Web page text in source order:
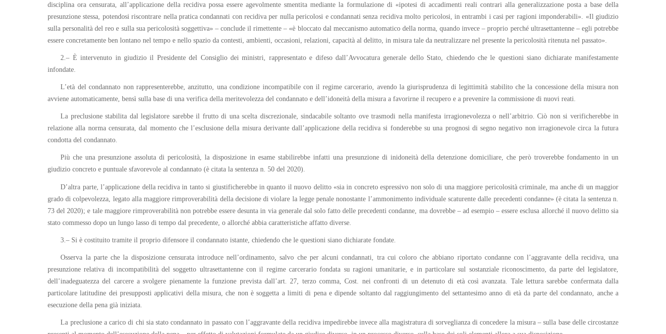
disciplina ora censurata, all’applicazione della recidiva possa essere agevolmente smentita mediante la formulazione di «ipotesi di accadimenti reali contrari alla generalizzazione posta a base della
presunzione stessa, potendosi riscontrare nella pratica condannati con recidiva per nulla pericolosi e condannati senza recidiva molto pericolosi, in entrambi i casi per ragioni imponderabili». «Il giudizio
sulla personalità del reo e sulla sua pericolosità soggettiva» – conclude il rimettente – «è bloccato dal meccanismo automatico della norma, quando invece – proprio perché ultrasettantenne – egli potrebbe
essere concretamente ben lontano nel tempo e nello spazio da contesti, ambienti, occasioni, relazioni, capacità al delitto, in misura tale da neutralizzare nel presente la pericolosità ritenuta nel passato».
2.– È intervenuto in giudizio il Presidente del Consiglio dei ministri, rappresentato e difeso dall’Avvocatura generale dello Stato, chiedendo che le questioni siano dichiarate manifestamente
infondate.
L’età del condannato non rappresenterebbe, anzitutto, una condizione incompatibile con il regime carcerario, avendo la giurisprudenza di legittimità stabilito che la concessione della misura non
avviene automaticamente, bensì sulla base di una verifica della meritevolezza del condannato e dell’idoneità della misura a favorirne il recupero e a prevenire la commissione di nuovi reati.
La preclusione stabilita dal legislatore sarebbe il frutto di una scelta discrezionale, sindacabile soltanto ove trasmodi nella manifesta irragionevolezza o nell’arbitrio. Ciò non si verificherebbe in
relazione alla norma censurata, dal momento che l’esclusione della misura derivante dall’applicazione della recidiva si fonderebbe su una prognosi di segno negativo non irragionevole circa la futura
condotta del condannato.
Più che una presunzione assoluta di pericolosità, la disposizione in esame stabilirebbe infatti una presunzione di inidoneità della detenzione domiciliare, che però troverebbe fondamento in un
giudizio concreto e puntuale sfavorevole al condannato (è citata la sentenza n. 50 del 2020).
D’altra parte, l’applicazione della recidiva in tanto si giustificherebbe in quanto il nuovo delitto «sia in concreto espressivo non solo di una maggiore pericolosità criminale, ma anche di un maggior
grado di colpevolezza, legato alla maggiore rimproverabilità della decisione di violare la legge penale nonostante l’ammonimento individuale scaturente dalle precedenti condanne» (è citata la sentenza n.
73 del 2020); e tale maggiore rimproverabilità non potrebbe essere desunta in via generale dal solo fatto delle precedenti condanne, ma dovrebbe – ad esempio – essere esclusa allorché il nuovo delitto sia
stato commesso dopo un lungo lasso di tempo dal precedente, o allorché abbia caratteristiche affatto diverse.
3.– Si è costituito tramite il proprio difensore il condannato istante, chiedendo che le questioni siano dichiarate fondate.
Osserva la parte che la disposizione censurata introduce nell’ordinamento, salvo che per alcuni condannati, tra cui coloro che abbiano riportato condanne con l’aggravante della recidiva, una
presunzione relativa di incompatibilità del soggetto ultrasettantenne con il regime carcerario fondata su ragioni umanitarie, e in particolare sul sostanziale riconoscimento, da parte del legislatore,
dell’inadeguatezza del carcere a svolgere pienamente la funzione prevista dall’art. 27, terzo comma, Cost. nei confronti di un detenuto di età così avanzata. Tale lettura sarebbe confermata dalla
particolare latitudine dei presupposti applicativi della misura, che non è soggetta a limiti di pena e dipende soltanto dal raggiungimento del settantesimo anno di età da parte del condannato, anche a
esecuzione della pena già iniziata.
La preclusione a carico di chi sia stato condannato in passato con l’aggravante della recidiva impedirebbe invece alla magistratura di sorveglianza di concedere la misura – sulla base delle circostanze